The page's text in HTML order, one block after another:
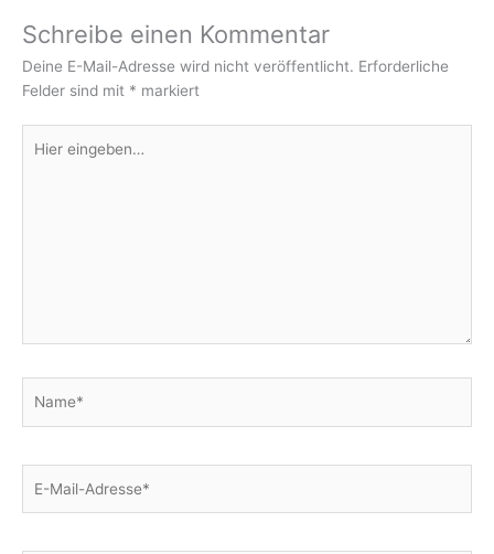
Schreibe einen Kommentar
Deine E-Mail-Adresse wird nicht veröffentlicht. Erforderliche
Felder sind mit * markiert
eingeben…
Mail-